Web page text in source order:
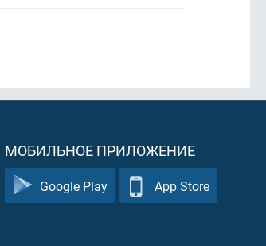
МОБИЛЬНОЕ ПРИЛОЖЕНИЕ
Google Play App Store